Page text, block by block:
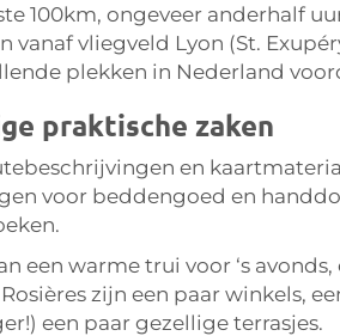
100km, ongeveer anderhalf
vanaf vliegveld Lyon (St.
plekken in Nederland
praktische zaken
en
voor beddengoed en
een warme trui voor ‘s
Rosières zijn een paar winkels,
een paar gezellige terrasjes.